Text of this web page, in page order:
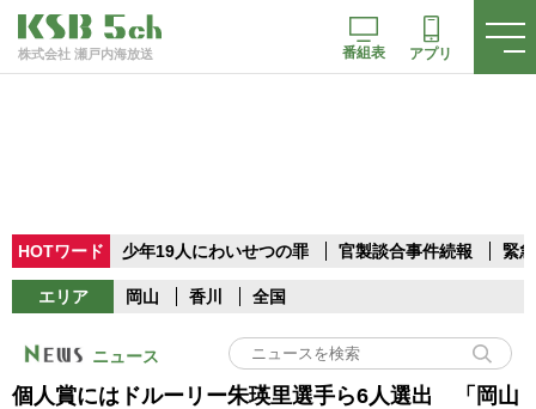
株式会社 瀬戸内海放送 番組表 アプリ
HOTワード 少年19人にわいせつの罪 官製談合事件続報 緊
エリア 岡山 香川 全国
ニュース
個人賞にはドルーリー朱瑛里選手ら6人選出 「岡山